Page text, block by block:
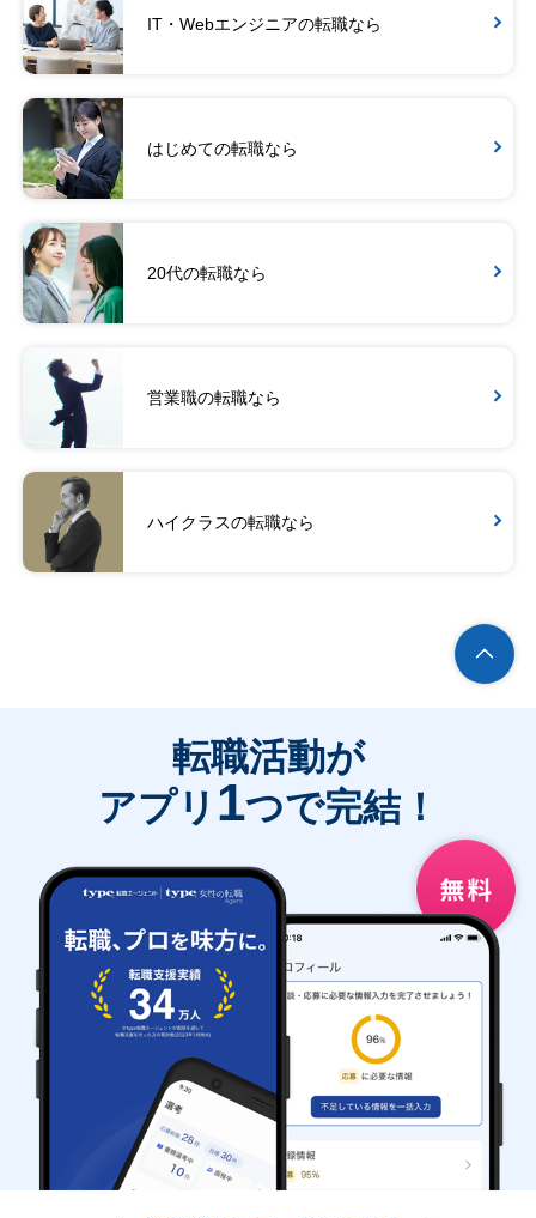
IT・Webエンジニアの転職なら
はじめての転職なら
20代の転職なら
営業職の転職なら
ハイクラスの転職なら
転職活動が
アプリ 1つで完結！